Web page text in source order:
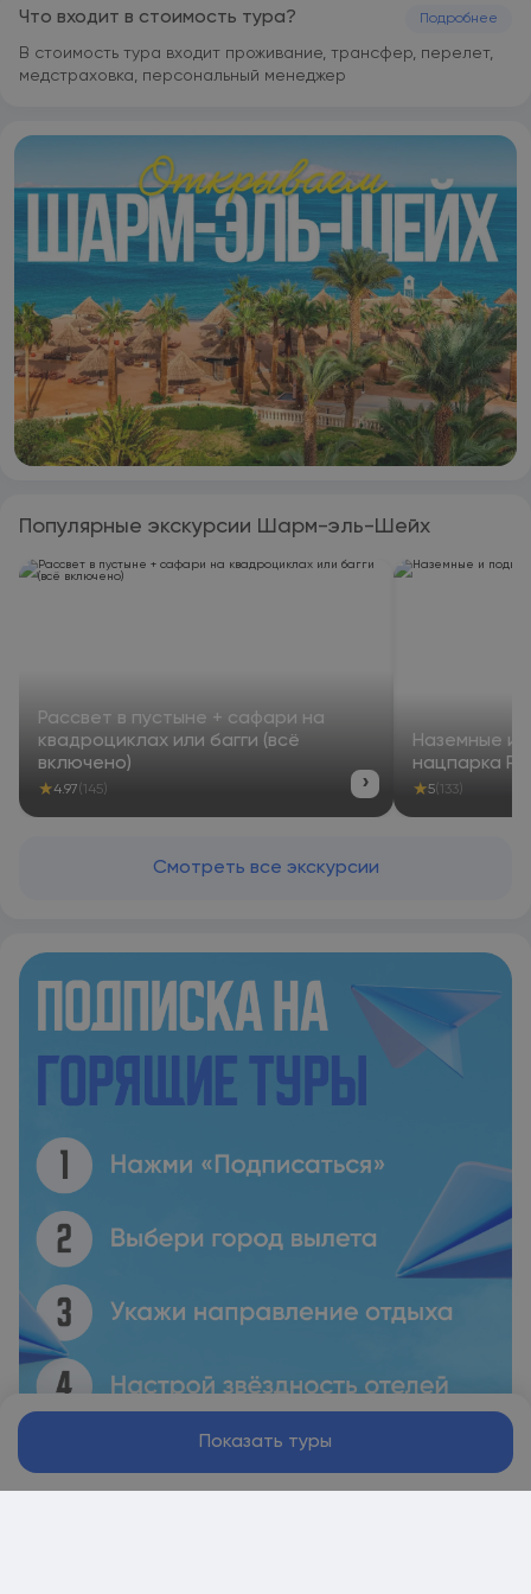
Что входит в стоимость тура? Подробнее
В стоимость тура входит проживание, трансфер, перелет,
медстраховка, персональный менеджер
Популярные экскурсии Шарм-эль-Шейх
Рассвет в пустыне + сафари на
квадроциклах или багги (всё
включено)
★4.97(145) ›
Наземные и
нацпарка
★5 (133)
Смотреть все экскурсии
Показать туры